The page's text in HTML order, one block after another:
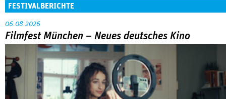
FESTIVALBERICHTE
06.08.2026
Filmfest München – Neues deutsches Kino